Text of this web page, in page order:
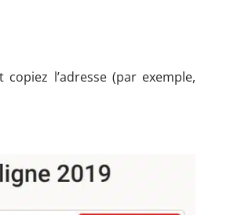
l’adresse (par exemple,